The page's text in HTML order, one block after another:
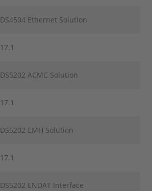
DS4504 Ethernet Solution
17.1
DS5202 ACMC Solution
17.1
DS5202 EMH Solution
17.1
DS5202 ENDAT Interface